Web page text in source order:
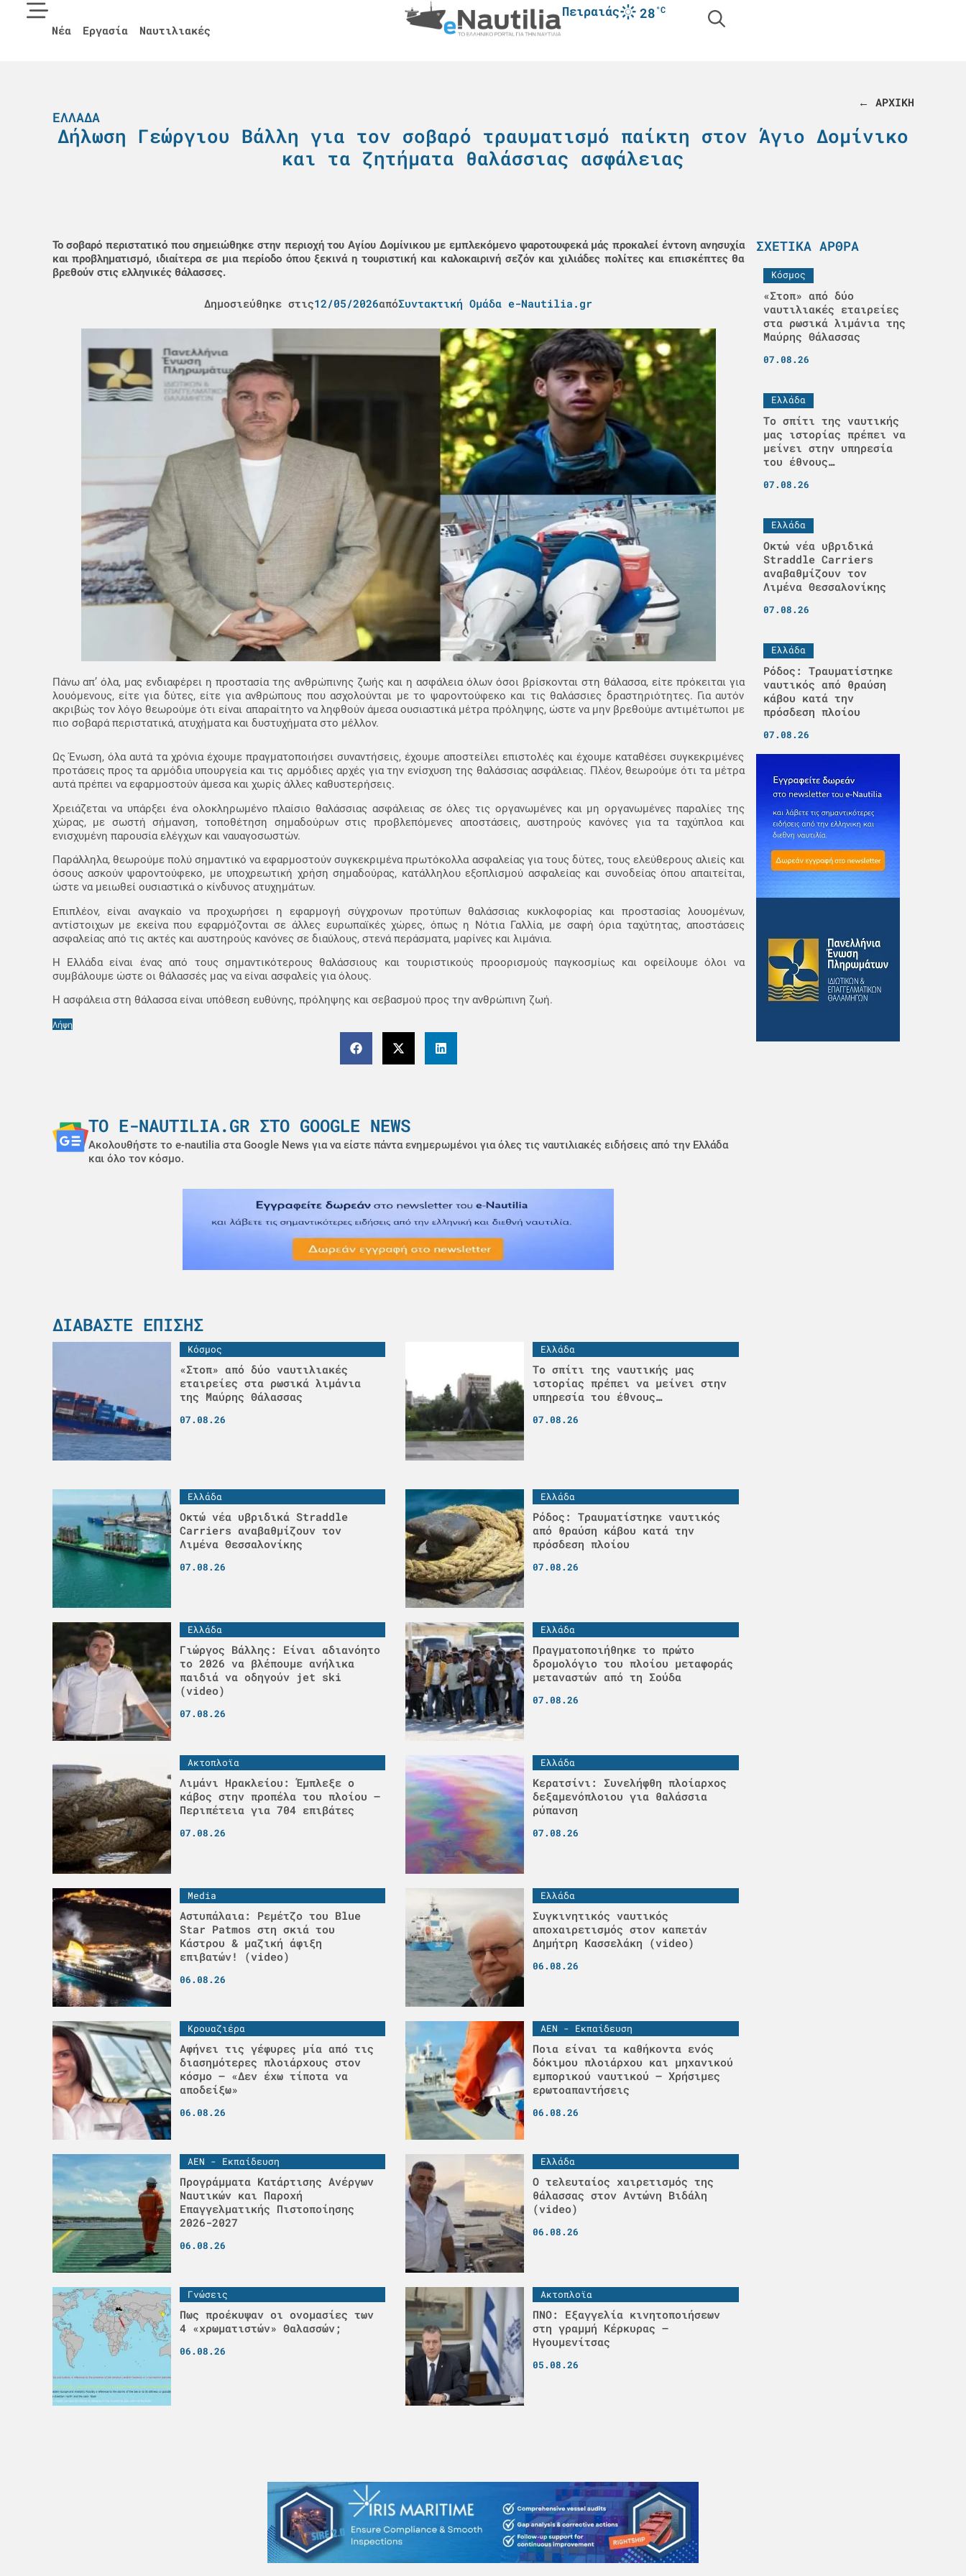
Νέα Εργασία Ναυτιλιακές
Πειραιάς 28°C
← ΑΡΧΙΚΗ
ΕΛΛΆΔΑ
Δήλωση Γεώργιου Βάλλη για τον σοβαρό τραυματισμό παίκτη στον Άγιο Δομίνικο
και τα ζητήματα θαλάσσιας ασφάλειας
Το σοβαρό περιστατικό που σημειώθηκε στην περιοχή του Αγίου Δομίνικου με εμπλεκόμενο ψαροτουφεκά μάς προκαλεί έντονη ανησυχία
και προβληματισμό, ιδιαίτερα σε μια περίοδο όπου ξεκινά η τουριστική και καλοκαιρινή σεζόν και χιλιάδες πολίτες και επισκέπτες θα
βρεθούν στις ελληνικές θάλασσες.
Δημοσιεύθηκε στις12/05/2026απόΣυντακτική Ομάδα e-Nautilia.gr
Πάνω απ’ όλα, μας ενδιαφέρει η προστασία της ανθρώπινης ζωής και η ασφάλεια όλων όσοι βρίσκονται στη θάλασσα, είτε πρόκειται για
λουόμενους, είτε για δύτες, είτε για ανθρώπους που ασχολούνται με το ψαροντούφεκο και τις θαλάσσιες δραστηριότητες. Για αυτόν
ακριβώς τον λόγο θεωρούμε ότι είναι απαραίτητο να ληφθούν άμεσα ουσιαστικά μέτρα πρόληψης, ώστε να μην βρεθούμε αντιμέτωποι με
πιο σοβαρά περιστατικά, ατυχήματα και δυστυχήματα στο μέλλον.
Ως Ένωση, όλα αυτά τα χρόνια έχουμε πραγματοποιήσει συναντήσεις, έχουμε αποστείλει επιστολές και έχουμε καταθέσει συγκεκριμένες
προτάσεις προς τα αρμόδια υπουργεία και τις αρμόδιες αρχές για την ενίσχυση της θαλάσσιας ασφάλειας. Πλέον, θεωρούμε ότι τα μέτρα
αυτά πρέπει να εφαρμοστούν άμεσα και χωρίς άλλες καθυστερήσεις.
Χρειάζεται να υπάρξει ένα ολοκληρωμένο πλαίσιο θαλάσσιας ασφάλειας σε όλες τις οργανωμένες και μη οργανωμένες παραλίες της
χώρας, με σωστή σήμανση, τοποθέτηση σημαδούρων στις προβλεπόμενες αποστάσεις, αυστηρούς κανόνες για τα ταχύπλοα και
ενισχυμένη παρουσία ελέγχων και ναυαγοσωστών.
Παράλληλα, θεωρούμε πολύ σημαντικό να εφαρμοστούν συγκεκριμένα πρωτόκολλα ασφαλείας για τους δύτες, τους ελεύθερους αλιείς και
όσους ασκούν ψαροντούφεκο, με υποχρεωτική χρήση σημαδούρας, κατάλληλου εξοπλισμού ασφαλείας και συνοδείας όπου απαιτείται,
ώστε να μειωθεί ουσιαστικά ο κίνδυνος ατυχημάτων.
Επιπλέον, είναι αναγκαίο να προχωρήσει η εφαρμογή σύγχρονων προτύπων θαλάσσιας κυκλοφορίας και προστασίας λουομένων,
αντίστοιχων με εκείνα που εφαρμόζονται σε άλλες ευρωπαϊκές χώρες, όπως η Νότια Γαλλία, με σαφή όρια ταχύτητας, αποστάσεις
ασφαλείας από τις ακτές και αυστηρούς κανόνες σε διαύλους, στενά περάσματα, μαρίνες και λιμάνια.
Η Ελλάδα είναι ένας από τους σημαντικότερους θαλάσσιους και τουριστικούς προορισμούς παγκοσμίως και οφείλουμε όλοι να
συμβάλουμε ώστε οι θάλασσές μας να είναι ασφαλείς για όλους.
Η ασφάλεια στη θάλασσα είναι υπόθεση ευθύνης, πρόληψης και σεβασμού προς την ανθρώπινη ζωή.
Λήψη
ΤΟ E-NAUTILIA.GR ΣΤΟ GOOGLE NEWS
Ακολουθήστε το e-nautilia στα Google News για να είστε πάντα ενημερωμένοι για όλες τις ναυτιλιακές ειδήσεις από την Ελλάδα
και όλο τον κόσμο.
ΔΙΑΒΆΣΤΕ ΕΠΊΣΗΣ
Κόσμος
«Στοπ» από δύο ναυτιλιακές
εταιρείες στα ρωσικά λιμάνια
της Μαύρης Θάλασσας
07.08.26
Ελλάδα
Το σπίτι της ναυτικής μας
ιστορίας πρέπει να μείνει στην
υπηρεσία του έθνους…
07.08.26
Ελλάδα
Οκτώ νέα υβριδικά Straddle
Carriers αναβαθμίζουν τον
Λιμένα Θεσσαλονίκης
07.08.26
Ελλάδα
Ρόδος: Τραυματίστηκε ναυτικός
από θραύση κάβου κατά την
πρόσδεση πλοίου
07.08.26
Ελλάδα
Γιώργος Βάλλης: Είναι αδιανόητο
το 2026 να βλέπουμε ανήλικα
παιδιά να οδηγούν jet ski
(video)
07.08.26
Ελλάδα
Πραγματοποιήθηκε το πρώτο
δρομολόγιο του πλοίου μεταφοράς
μεταναστών από τη Σούδα
07.08.26
Ακτοπλοϊα
Λιμάνι Ηρακλείου: Έμπλεξε ο
κάβος στην προπέλα του πλοίου –
Περιπέτεια για 704 επιβάτες
07.08.26
Ελλάδα
Κερατσίνι: Συνελήφθη πλοίαρχος
δεξαμενόπλοιου για θαλάσσια
ρύπανση
07.08.26
Media
Αστυπάλαια: Ρεμέτζο του Blue
Star Patmos στη σκιά του
Κάστρου & μαζική άφιξη
επιβατών! (video)
06.08.26
Ελλάδα
Συγκινητικός ναυτικός
αποχαιρετισμός στον καπετάν
Δημήτρη Κασσελάκη (video)
06.08.26
Κρουαζιέρα
Αφήνει τις γέφυρες μία από τις
διασημότερες πλοιάρχους στον
κόσμο – «Δεν έχω τίποτα να
αποδείξω»
06.08.26
ΑΕΝ - Εκπαίδευση
Ποια είναι τα καθήκοντα ενός
δόκιμου πλοιάρχου και μηχανικού
εμπορικού ναυτικού – Χρήσιμες
ερωτοαπαντήσεις
06.08.26
ΑΕΝ - Εκπαίδευση
Προγράμματα Κατάρτισης Ανέργων
Ναυτικών και Παροχή
Επαγγελματικής Πιστοποίησης
2026-2027
06.08.26
Ελλάδα
Ο τελευταίος χαιρετισμός της
θάλασσας στον Αντώνη Βιδάλη
(video)
06.08.26
Γνώσεις
Πως προέκυψαν οι ονομασίες των
4 «χρωματιστών» Θαλασσών;
06.08.26
Ακτοπλοϊα
ΠΝΟ: Εξαγγελία κινητοποιήσεων
στη γραμμή Κέρκυρας –
Ηγουμενίτσας
05.08.26
ΣΧΕΤΙΚΆ ΆΡΘΡΑ
Κόσμος
«Στοπ» από δύο
ναυτιλιακές εταιρείες
στα ρωσικά λιμάνια της
Μαύρης Θάλασσας
07.08.26
Ελλάδα
Το σπίτι της ναυτικής
μας ιστορίας πρέπει να
μείνει στην υπηρεσία
του έθνους…
07.08.26
Ελλάδα
Οκτώ νέα υβριδικά
Straddle Carriers
αναβαθμίζουν τον
Λιμένα Θεσσαλονίκης
07.08.26
Ελλάδα
Ρόδος: Τραυματίστηκε
ναυτικός από θραύση
κάβου κατά την
πρόσδεση πλοίου
07.08.26